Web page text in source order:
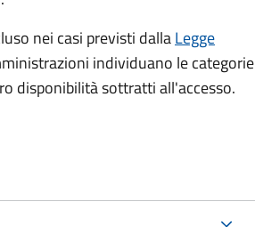
nei casi previsti dallaLegge
individuano le categorie
disponibilità sottratti all'accesso.